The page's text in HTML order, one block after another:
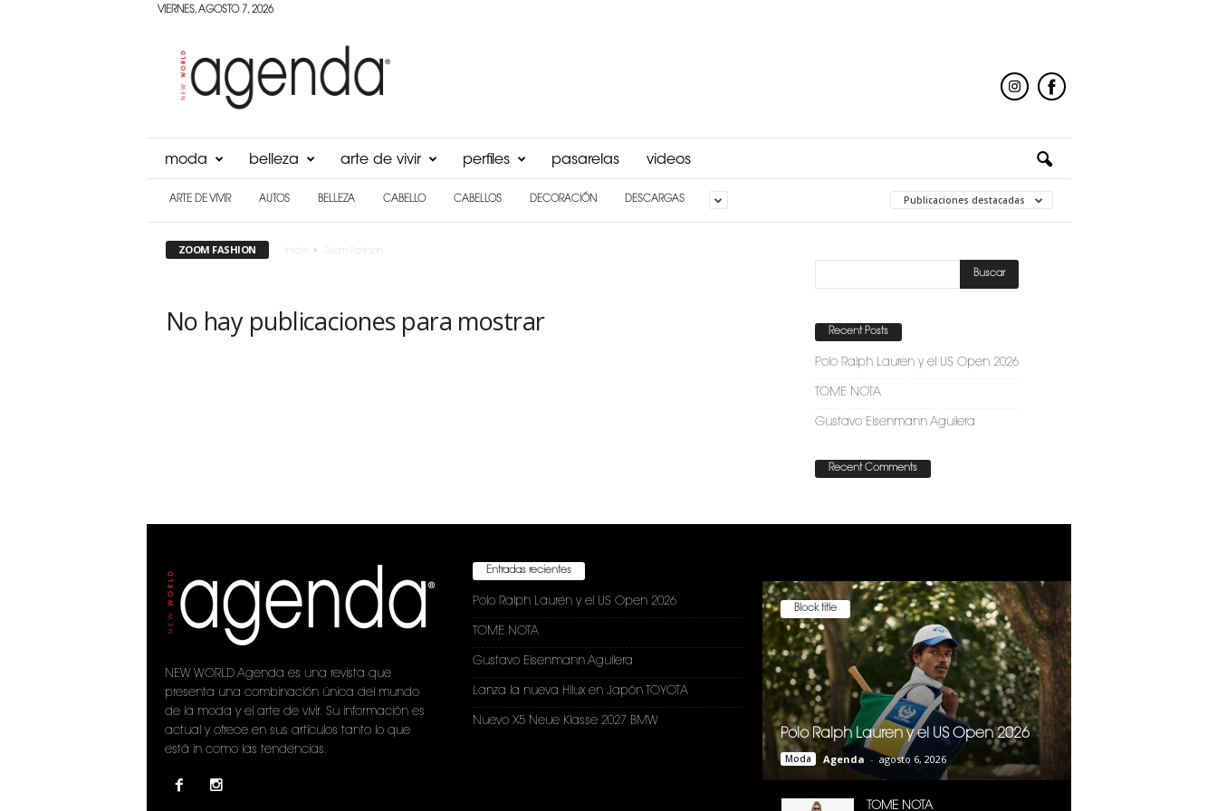
VIERNES, AGOSTO 7, 2026
Panama
moda belleza arte de vivir perfiles pasarelas videos
ARTE DE VIVIR AUTOS BELLEZA CABELLO CABELLOS DECORACIÓN DESCARGAS Publicaciones destacadas
ZOOM FASHION Zoom Fashion
No hay publicaciones para mostrar Recent Posts
Polo Ralph Lauren y el US Open 2026
TOME NOTA
Gustavo Eisenmann Aguilera
Recent Comments
NEW WORLD Agenda es una revista que
presenta una combinación única del mundo
de la moda y el arte de vivir. Su información es
actual y ofrece en sus artículos tanto lo que
está in como las tendencias.
Entradas recientes
Polo Ralph Lauren y el US Open 2026
TOME NOTA
Gustavo Eisenmann Aguilera
Lanza la nueva Hilux en Japón TOYOTA
Nuevo X5 Neue Klasse 2027 BMW
Block title
Polo Ralph Lauren y el US Open 2026
Moda Agenda - agosto 6, 2026
TOME NOTA